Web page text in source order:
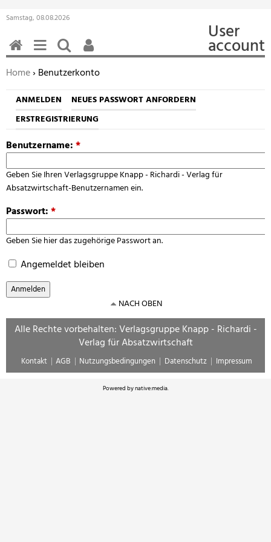
Samstag, 08.08.2026
User
account
Sie befinden sich hier:
Home› Benutzerkonto
ANMELDEN
NEUES PASSWORT ANFORDERN
ERSTREGISTRIERUNG
Benutzername:*
Geben Sie Ihren Verlagsgruppe Knapp - Richardi - Verlag für
Absatzwirtschaft-Benutzernamen ein.
Passwort:*
Geben Sie hier das zugehörige Passwort an.
Angemeldet bleiben
HOMEMENÜSUCHEN
BENUTZERFUNKTIONEN
NACH OBEN
Alle Rechte vorbehalten: Verlagsgruppe Knapp - Richardi -
Verlag für Absatzwirtschaft
Kontakt AGB Nutzungsbedingungen Datenschutz Impressum
Powered bynative:media.